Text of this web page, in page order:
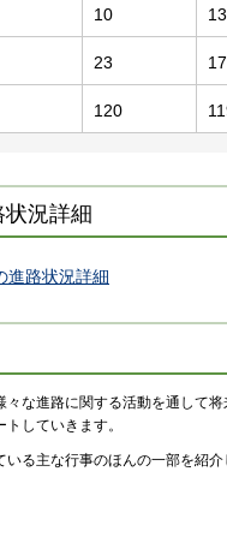
10 13
23 17
120
況詳細
進路状況詳細
々な進路に関する活動を通して
していきます。
いる主な行事のほんの一部を紹介